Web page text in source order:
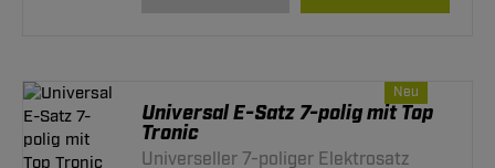
Neu
Universal E-Satz 7-polig mit Top
Tronic
Universeller 7-poliger Elektrosatz